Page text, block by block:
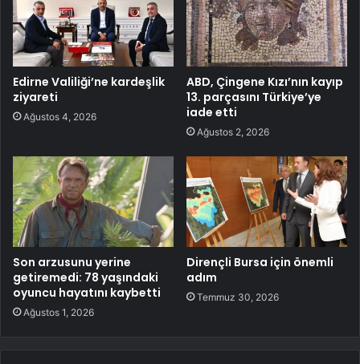
Edirne Valiliği’ne kardeşlik
ziyareti
Ağustos 4, 2026
ABD, Çingene Kızı’nın kayıp
13. parçasını Türkiye’ye
iade etti
Ağustos 2, 2026
Son arzusunu yerine
getiremedi: 78 yaşındaki
oyuncu hayatını kaybetti
Ağustos 1, 2026
Dirençli Bursa için önemli
adım
Temmuz 30, 2026